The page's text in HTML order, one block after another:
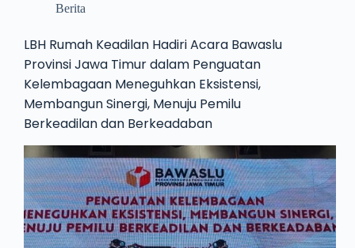
Berita
LBH Rumah Keadilan Hadiri Acara Bawaslu
Provinsi Jawa Timur dalam Penguatan
Kelembagaan Meneguhkan Eksistensi,
Membangun Sinergi, Menuju Pemilu
Berkeadilan dan Berkeadaban